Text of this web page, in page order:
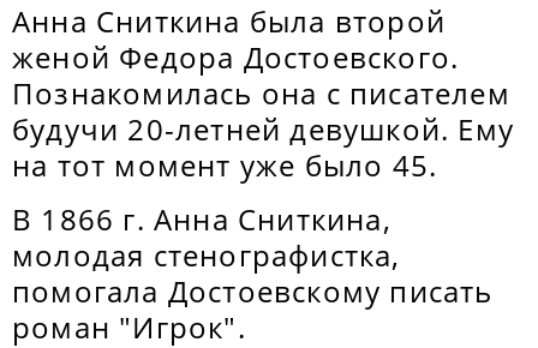
Анна Сниткина была второй
женой Федора Достоевского.
Познакомилась она с писателем
будучи 20-летней девушкой. Ему
на тот момент уже было 45.
В 1866 г. Анна Сниткина,
молодая стенографистка,
помогала Достоевскому писать
роман "Игрок".